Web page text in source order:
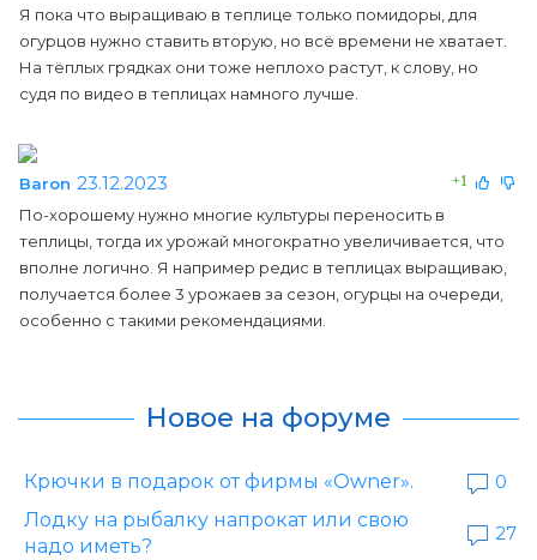
Я пока что выращиваю в теплице только помидоры, для
огурцов нужно ставить вторую, но всё времени не хватает.
На тёплых грядках они тоже неплохо растут, к слову, но
судя по видео в теплицах намного лучше.
+1
Baron 23.12.2023
По-хорошему нужно многие культуры переносить в
теплицы, тогда их урожай многократно увеличивается, что
вполне логично. Я например редис в теплицах выращиваю,
получается более 3 урожаев за сезон, огурцы на очереди,
особенно с такими рекомендациями.
Новое на форуме
Крючки в подарок от фирмы «Owner».
0
Лодку на рыбалку напрокат или свою
надо иметь?
27